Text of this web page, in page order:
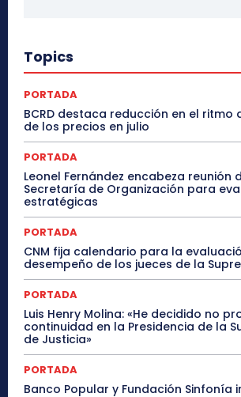
Topics
PORTADA
BCRD destaca reducción en el ritmo
de los precios en julio
PORTADA
Leonel Fernández encabeza reunión
Secretaría de Organización para
estratégicas
PORTADA
CNM fija calendario para la
desempeño de los jueces de la
PORTADA
Luis Henry Molina: «He decidido no
continuidad en la Presidencia de la
de Justicia»
PORTADA
Banco Popular y Fundación Sinfonía